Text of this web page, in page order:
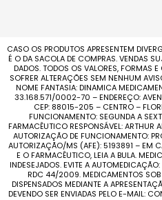
CASO OS PRODUTOS APRESENTEM
É O DA SACOLA DE COMPRAS. VENDAS
DADOS. TODOS OS VALORES, FORMAS
SOFRER ALTERAÇÕES SEM NENHUM
NOME FANTASIA: DINAMICA
33.168.571/0002-70 – ENDEREÇO:
CEP: 88015-205 – CENTRO –
FUNCIONAMENTO: SEGUNDA A
FARMACÊUTICO RESPONSÁVEL:
AUTORIZAÇÃO DE FUNCIONAMENTO:
AUTORIZAÇÃO/MS (AFE): 5193891 – EM
E O FARMACÊUTICO, LEIA A BULA.
INDESEJADOS. EVITE A
RDC 44/2009. MEDICAMENTOS SOB
DISPENSADOS MEDIANTE A
DEVENDO SER ENVIADAS PELO E-MAIL: